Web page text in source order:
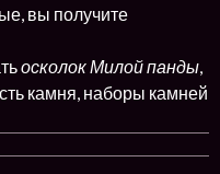
вы получите
осколок Милой панды,
камня, наборы камней